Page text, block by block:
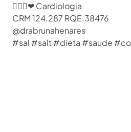
👩🏻‍⚕❤ Cardiologia
CRM 124.287 RQE.38476
@drabrunahenares ⠀
#sal #salt #dieta #saude